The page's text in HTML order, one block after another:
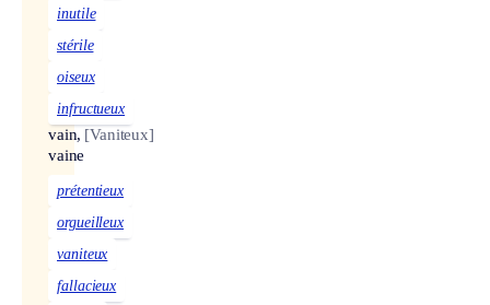
inutile
stérile
oiseux
infructueux
vain,
vaine
[Vaniteux]
prétentieux
orgueilleux
vaniteux
fallacieux